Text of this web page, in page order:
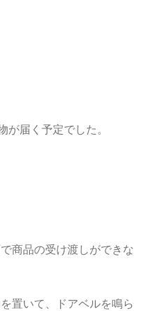
が届く予定でした。
商品の受け渡しができな
置いて、ドアベルを鳴ら